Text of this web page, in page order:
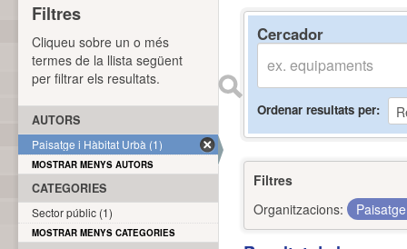
Cercador
Ordenar resultats per
Filtres
Organitzacions:
Filtres
Cliqueu sobre un o més
termes de la llista següent
per filtrar els resultats.
AUTORS
Paisatge i Hàbitat Urbà (1)
MOSTRAR MENYS AUTORS
CATEGORIES
Sector públic (1)
MOSTRAR MENYS CATEGORIES